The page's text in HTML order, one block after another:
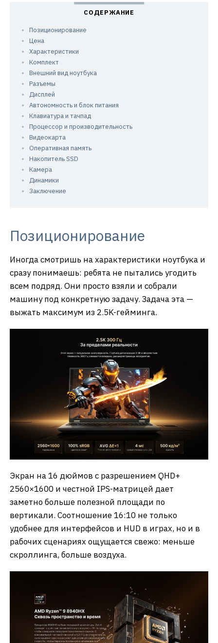
Позиционирование
Цена
Характеристики
Комплект
Внешний вид ноутбука
Разъемы
Дисплей
Автономность и блок питания
Клавиатура и тачпад
Процессор и производительность
Видеокарта
Оперативная память
Накопитель SSD
Камера
Динамики
Заключение
Позиционирование
Иногда смотришь на характеристики ноутбука и
сразу понимаешь: ребята не пытались угодить
всем подряд. Они просто взяли и собрали
машину под конкретную задачу. Задача эта —
выжать максимум из 2.5K-гейминга.
Экран на 16 дюймов с разрешением QHD+
2560×1600 и честной IPS-матрицей дает
заметно больше полезной площади по
вертикали. Соотношение 16:10 не только
удобнее для интерфейсов и HUD в играх, но и в
рабочих сценариях ощущается свежо: меньше
скроллинга, больше воздуха.